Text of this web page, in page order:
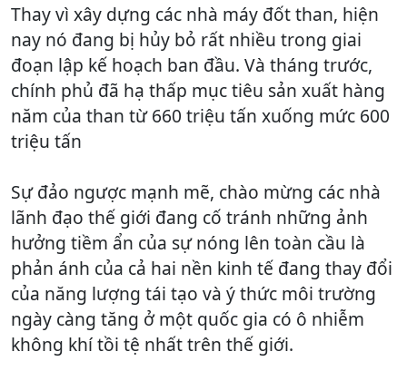
Thay vì xây dựng các nhà máy đốt than, hiện
nay nó đang bị hủy bỏ rất nhiều trong giai
đoạn lập kế hoạch ban đầu. Và tháng trước,
chính phủ đã hạ thấp mục tiêu sản xuất hàng
năm của than từ 660 triệu tấn xuống mức 600
triệu tấn
Sự đảo ngược mạnh mẽ, chào mừng các nhà
lãnh đạo thế giới đang cố tránh những ảnh
hưởng tiềm ẩn của sự nóng lên toàn cầu là
phản ánh của cả hai nền kinh tế đang thay đổi
của năng lượng tái tạo và ý thức môi trường
ngày càng tăng ở một quốc gia có ô nhiễm
không khí tồi tệ nhất trên thế giới.